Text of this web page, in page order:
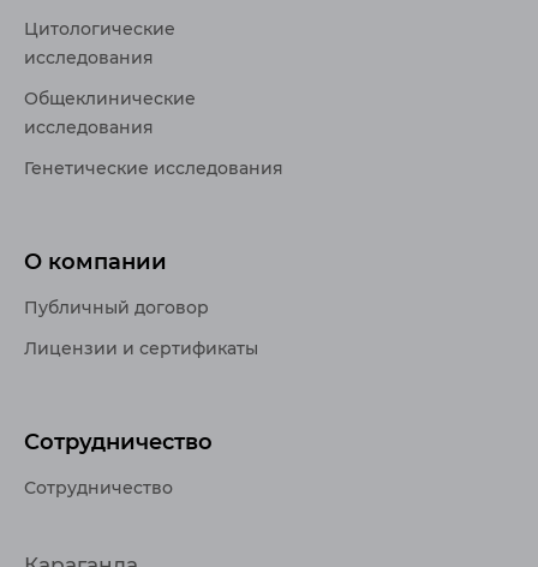
Цитологические
исследования
Общеклинические
исследования
Генетические исследования
О компании
Публичный договор
Лицензии и сертификаты
Сотрудничество
Сотрудничество